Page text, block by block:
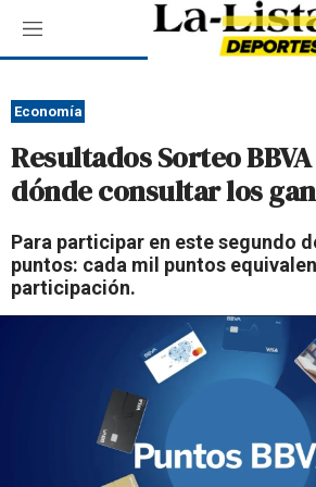
M
e
ú
Economía
Resultados Sorteo
dónde consultar los
Para participar en este segundo
puntos: cada mil puntos
participación.